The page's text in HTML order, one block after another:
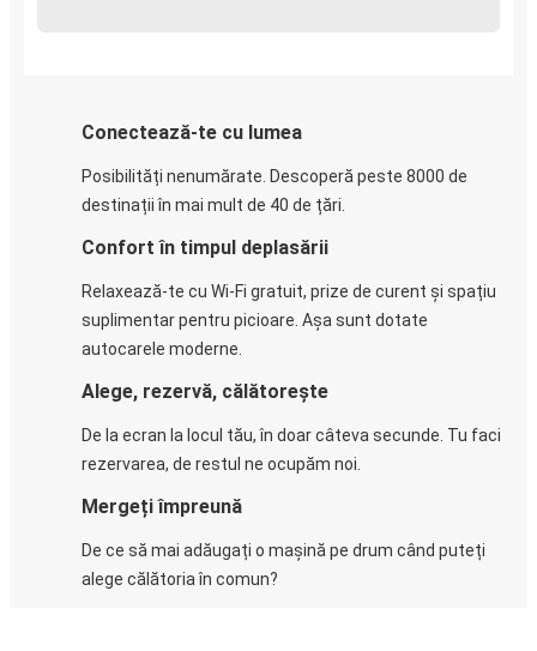
Conectează-te cu lumea
Posibilități nenumărate. Descoperă peste 8000 de
destinații în mai mult de 40 de țări.
Confort în timpul deplasării
Relaxează-te cu Wi-Fi gratuit, prize de curent și spațiu
suplimentar pentru picioare. Așa sunt dotate
autocarele moderne.
Alege, rezervă, călătorește
De la ecran la locul tău, în doar câteva secunde. Tu faci
rezervarea, de restul ne ocupăm noi.
Mergeți împreună
De ce să mai adăugați o mașină pe drum când puteți
alege călătoria în comun?